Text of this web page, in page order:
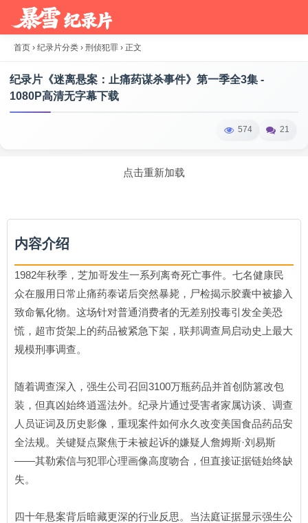
首页 › 纪录片分类 › 刑侦犯罪 › 正文
纪录片《迷离悬案：止痛药谋杀事件》第一季全3集 -
1080P高清无字幕下载
574 21
点击重新加载
内容介绍
1982年秋季，芝加哥发生一系列离奇死亡事件。七名健康民
众在服用日常止痛药泰诺后突然暴毙，尸检揭示胶囊中被掺入
致命氰化物。这场针对普通消费者的无差别投毒引发全美恐
慌，超市货架上的药品被紧急下架，联邦调查局启动史上最大
规模刑事调查。
随着调查深入，强生公司召回3100万瓶药品并首创防篡改包
装，但真凶始终逍遥法外。纪录片通过受害者家属访谈、调查
人员证词及历史影像，重现案件如何永久改变美国食品药品安
全法规。关键疑点聚焦于未被起诉的嫌疑人詹姆斯·刘易斯
——其勒索信与犯罪心理画像高度吻合，但直接证据链始终缺
失。
四十年悬案背后暗藏更深的行业反思。当法庭证据显示强生公